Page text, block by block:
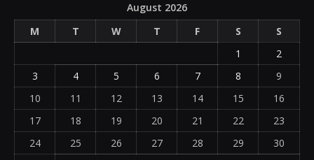
August 2026
M
T W T F S
S
1
2
3
4 5 6 7 8
9
10
11 12 13 14 15
16
17
18 19 20 21 22
23
24
25 26 27 28 29
30